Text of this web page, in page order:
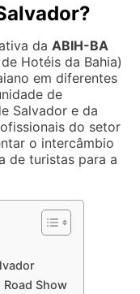
da ABIH-BA
Hotéis da Bahia)
em diferentes
de
Salvador e da
do setor
o intercâmbio
de turistas para a
Show